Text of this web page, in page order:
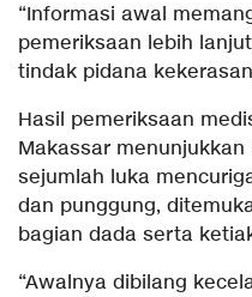
“Informasi awal
pemeriksaan lebih
tindak pidana
Hasil pemeriksaan
Makassar
sejumlah luka
dan punggung,
bagian dada serta
“Awalnya dibilang